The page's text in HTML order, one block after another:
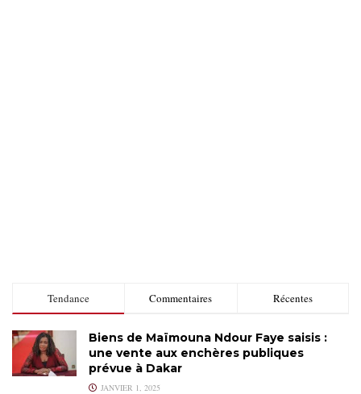
Tendance Commentaires Récentes
Biens de Maïmouna Ndour Faye saisis :
une vente aux enchères publiques
prévue à Dakar
JANVIER 1, 2025